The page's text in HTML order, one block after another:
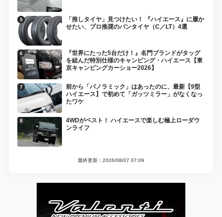
「推しタイヤ」見つけたい！ 『ハイエース』に履か
せたい、プロ推奨のバンタイヤ（C／LT）4選
『世界にたった5台だけ！』名門ブランドがタッグ
を組んだ特別仕様のキャンピング・ハイエース【東
京キャンピングカーショー2026】
前から「パノラミック」はあったのに、最新【9型
ハイエース】で初めて「ガッツミラー」がなくなっ
たワケ
4WDがベスト！ ハイエースで楽しむ極上ローダウ
ンライフ
最終更新：2026/08/07 07:09